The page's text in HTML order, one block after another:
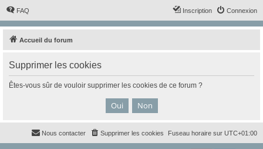
FAQ Connexion
Inscription
Accueil du forum
Supprimer les cookies
Êtes-vous sûr de vouloir supprimer les cookies de ce forum ?
Fuseau horaire sur UTC+01:00
Supprimer les cookies
Nous contacter